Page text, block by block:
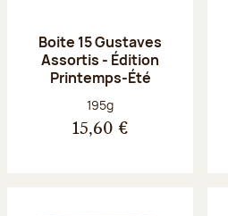
Boite 15 Gustaves
Assortis - Édition
Printemps-Été
Poids net :
195g
15,60 €